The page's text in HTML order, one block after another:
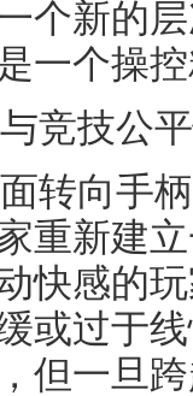
个新的
一个操
竞技公
转向手
重新建
快感的
或过于
但一旦